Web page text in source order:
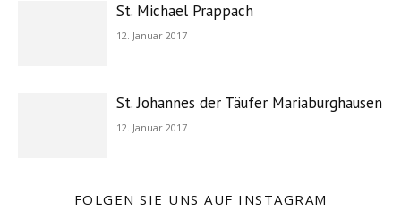
St. Michael Prappach
12. Januar 2017
St. Johannes der Täufer Mariaburghausen
12. Januar 2017
FOLGEN SIE UNS AUF INSTAGRAM